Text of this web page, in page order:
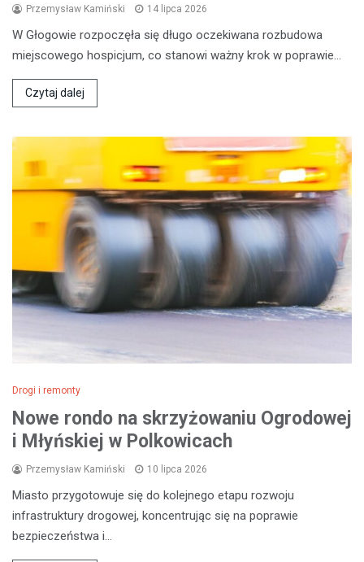
Przemysław Kamiński 14 lipca 2026
W Głogowie rozpoczęła się długo oczekiwana rozbudowa
miejscowego hospicjum, co stanowi ważny krok w poprawie…
Czytaj dalej
Drogi i remonty
Nowe rondo na skrzyżowaniu Ogrodowej
i Młyńskiej w Polkowicach
Przemysław Kamiński 10 lipca 2026
Miasto przygotowuje się do kolejnego etapu rozwoju
infrastruktury drogowej, koncentrując się na poprawie
bezpieczeństwa i…